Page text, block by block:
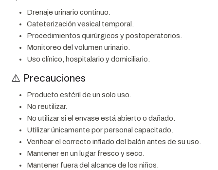
Drenaje urinario continuo.
Cateterización vesical temporal.
Procedimientos quirúrgicos y postoperatorios.
Monitoreo del volumen urinario.
Uso clínico, hospitalario y domiciliario.
⚠️ Precauciones
Producto estéril de un solo uso.
No reutilizar.
No utilizar si el envase está abierto o dañado.
Utilizar únicamente por personal capacitado.
Verificar el correcto inflado del balón antes de su uso.
Mantener en un lugar fresco y seco.
Mantener fuera del alcance de los niños.